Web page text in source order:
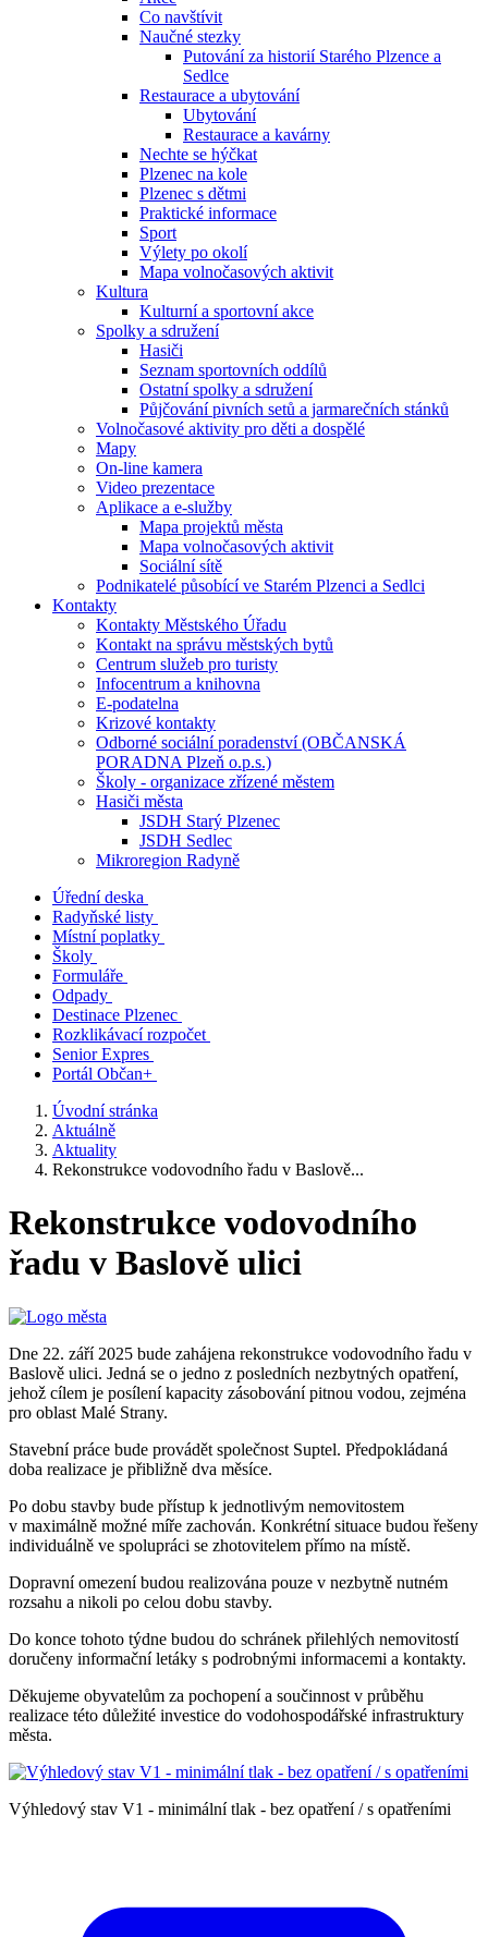
Co navštívit
Naučné stezky
Putování za historií Starého Plzence a
Sedlce
Restaurace a ubytování
Ubytování
Restaurace a kavárny
Nechte se hýčkat
Plzenec na kole
Plzenec s dětmi
Praktické informace
Sport
Výlety po okolí
Mapa volnočasových aktivit
Kultura
Kulturní a sportovní akce
Spolky a sdružení
Hasiči
Seznam sportovních oddílů
Ostatní spolky a sdružení
Půjčování pivních setů a jarmarečních stánků
Volnočasové aktivity pro děti a dospělé
Mapy
On-line kamera
Video prezentace
Aplikace a e-služby
Mapa projektů města
Mapa volnočasových aktivit
Sociální sítě
Podnikatelé působící ve Starém Plzenci a Sedlci
Kontakty
Kontakty Městského Úřadu
Kontakt na správu městských bytů
Centrum služeb pro turisty
Infocentrum a knihovna
E-podatelna
Krizové kontakty
Odborné sociální poradenství (OBČANSKÁ
PORADNA Plzeň o.p.s.)
Školy - organizace zřízené městem
Hasiči města
JSDH Starý Plzenec
JSDH Sedlec
Mikroregion Radyně
Úřední deska
Radyňské listy
Místní poplatky
Školy
Formuláře
Odpady
Destinace Plzenec
Rozklikávací rozpočet
Senior Expres
Portál Občan+
Úvodní stránka
Aktuálně
Aktuality
Rekonstrukce vodovodního řadu v Baslově...
Rekonstrukce vodovodního
řadu v Baslově ulici
Dne 22. září 2025 bude zahájena rekonstrukce vodovodního řadu v
Baslově ulici. Jedná se o jedno z posledních nezbytných opatření,
jehož cílem je posílení kapacity zásobování pitnou vodou, zejména
pro oblast Malé Strany.
Stavební práce bude provádět společnost Suptel. Předpokládaná
doba realizace je přibližně dva měsíce.
Po dobu stavby bude přístup k jednotlivým nemovitostem
v maximálně možné míře zachován. Konkrétní situace budou řešeny
individuálně ve spolupráci se zhotovitelem přímo na místě.
Dopravní omezení budou realizována pouze v nezbytně nutném
rozsahu a nikoli po celou dobu stavby.
Do konce tohoto týdne budou do schránek přilehlých nemovitostí
doručeny informační letáky s podrobnými informacemi a kontakty.
Děkujeme obyvatelům za pochopení a součinnost v průběhu
realizace této důležité investice do vodohospodářské infrastruktury
města.
Výhledový stav V1 - minimální tlak - bez opatření / s opatřeními